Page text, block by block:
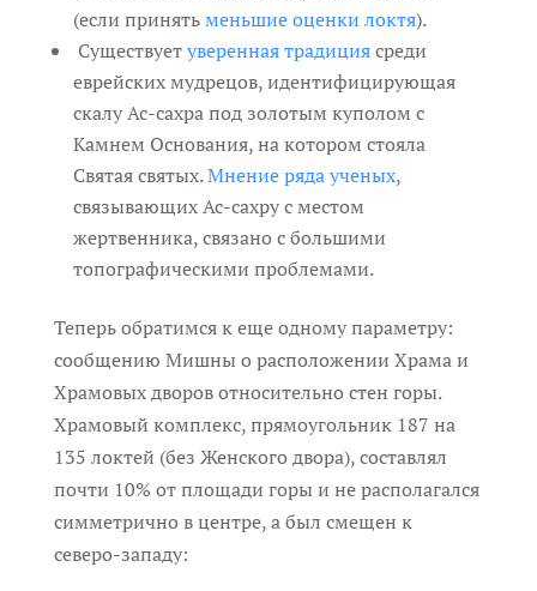
(если принятьменьшие оценки локтя).
Существуетуверенная традициясреди
еврейских мудрецов, идентифицирующая
скалу Ас-сахра под золотым куполом с
Камнем Основания, на котором стояла
Святая святых.Мнение ряда ученых,
связывающих Ас-сахру с местом
жертвенника, связано с большими
топографическими проблемами.
Теперь обратимся к еще одному параметру:
сообщению Мишны о расположении Храма и
Храмовых дворов относительно стен горы.
Храмовый комплекс, прямоугольник 187 на
135 локтей (без Женского двора), составлял
почти 10% от площади горы и не располагался
симметрично в центре, а был смещен к
северо-западу: